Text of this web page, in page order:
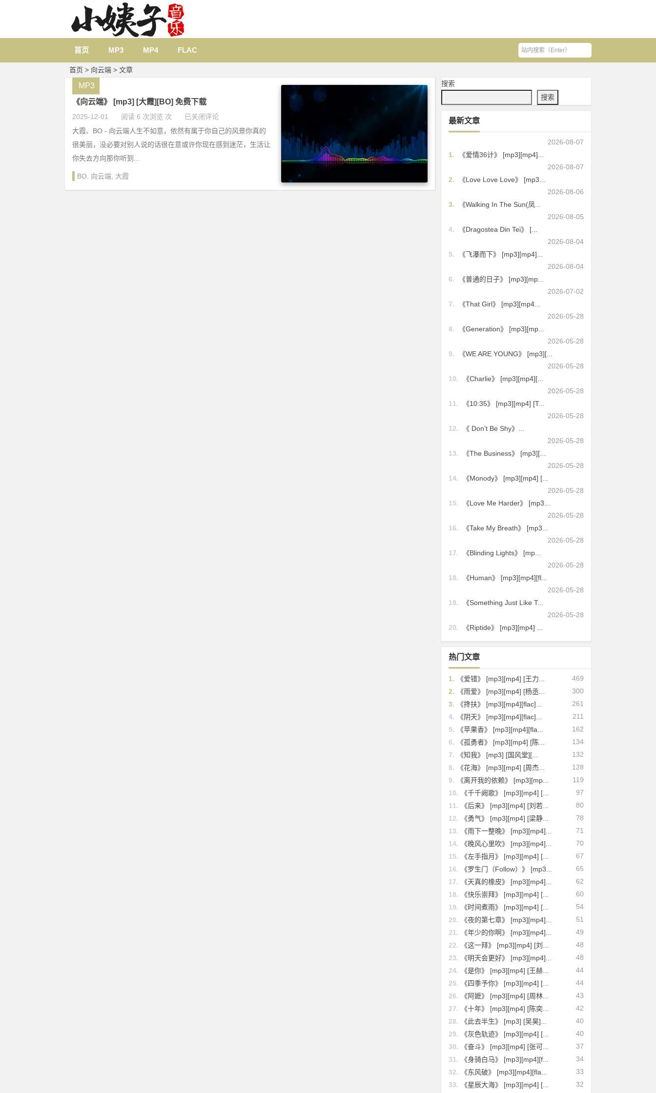
首页 MP3 MP4 FLAC
首页 > 向云端 > 文章
《向云端》 [mp3] [大霞][BO] 免费下载
2025-12-01 阅读 6 次浏览 次 已关闭评论
MP3
大霞、BO - 向云端人生不如意，依然有属于你自己的风景你真的
很美丽，没必要对别人说的话很在意或许你现在感到迷茫，生活让
你失去方向那你听到...
BO 向云端 大霞
搜索
搜索
最新文章
2026-08-07
1.
《爱情36计》 [mp3][mp4]...
2026-08-07
2.
《Love Love Love》 [mp3...
2026-08-06
3.
《Walking In The Sun(凤...
2026-08-05
4.
《Dragostea Din Tei》 [...
2026-08-04
5.
《飞瀑而下》 [mp3][mp4]...
2026-08-04
6.
《普通的日子》 [mp3][mp...
2026-07-02
7.
《That Girl》 [mp3][mp4...
2026-05-28
8.
《Generation》 [mp3][mp...
2026-05-28
9.
《WE ARE YOUNG》 [mp3][...
2026-05-28
10.
《Charlie》 [mp3][mp4][...
2026-05-28
11.
《10:35》 [mp3][mp4] [T...
2026-05-28
12.
《 Don’t Be Shy》...
2026-05-28
13.
《The Business》 [mp3][...
2026-05-28
14.
《Monody》 [mp3][mp4] [...
2026-05-28
15.
《Love Me Harder》 [mp3...
2026-05-28
16.
《Take My Breath》 [mp3...
2026-05-28
17.
《Blinding Lights》 [mp...
2026-05-28
18.
《Human》 [mp3][mp4][fl...
2026-05-28
19.
《Something Just Like T...
2026-05-28
20.
《Riptide》 [mp3][mp4] ...
热门文章
469
1.
《爱错》 [mp3][mp4] [王力...
300
2.
《雨爱》 [mp3][mp4] [杨丞...
261
3.
《搀扶》 [mp3][mp4][flac]...
211
4.
《阴天》 [mp3][mp4][flac]...
162
5.
《苹果香》 [mp3][mp4][fla...
134
6.
《孤勇者》 [mp3][mp4] [陈...
132
7.
《知我》 [mp3] [国风堂][...
128
8.
《花海》 [mp3][mp4] [周杰...
119
9.
《离开我的依赖》 [mp3][mp...
97
10.
《千千阙歌》 [mp3][mp4] [...
80
11.
《后来》 [mp3][mp4] [刘若...
78
12.
《勇气》 [mp3][mp4] [梁静...
71
13.
《雨下一整晚》 [mp3][mp4]...
70
14.
《晚风心里吹》 [mp3][mp4]...
67
15.
《左手指月》 [mp3][mp4] [...
65
16.
《罗生门（Follow）》 [mp3...
62
17.
《天真的橡皮》 [mp3][mp4]...
60
18.
《快乐崇拜》 [mp3][mp4] [...
54
19.
《时间煮雨》 [mp3][mp4] [...
51
20.
《夜的第七章》 [mp3][mp4]...
49
21.
《年少的你啊》 [mp3][mp4]...
48
22.
《这一拜》 [mp3][mp4] [刘...
48
23.
《明天会更好》 [mp3][mp4]...
44
24.
《是你》 [mp3][mp4] [王赫...
44
25.
《四季予你》 [mp3][mp4] [...
43
26.
《阿嬷》 [mp3][mp4] [周林...
42
27.
《十年》 [mp3][mp4] [陈奕...
40
28.
《此去半生》 [mp3] [吴昊]...
40
29.
《灰色轨迹》 [mp3][mp4] [...
37
30.
《奋斗》 [mp3][mp4] [张可...
34
31.
《身骑白马》 [mp3][mp4][f...
33
32.
《东风破》 [mp3][mp4][fla...
32
33. 《星辰大海》 [mp3][mp4] [...